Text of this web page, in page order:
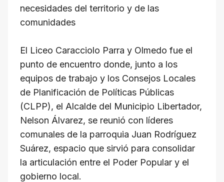
necesidades del territorio y de las
comunidades
El Liceo Caracciolo Parra y Olmedo fue el
punto de encuentro donde, junto a los
equipos de trabajo y los Consejos Locales
de Planificación de Políticas Públicas
(CLPP), el Alcalde del Municipio Libertador,
Nelson Álvarez, se reunió con líderes
comunales de la parroquia Juan Rodríguez
Suárez, espacio que sirvió para consolidar
la articulación entre el Poder Popular y el
gobierno local.